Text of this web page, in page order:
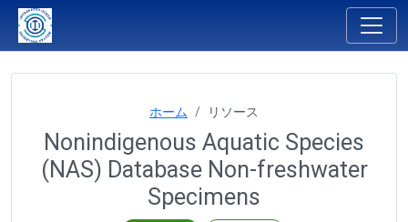
ホーム リソース
Nonindigenous Aquatic Species
(NAS) Database Non-freshwater
Specimens